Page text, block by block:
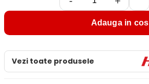
Adauga in cos
Vezi toate produsele